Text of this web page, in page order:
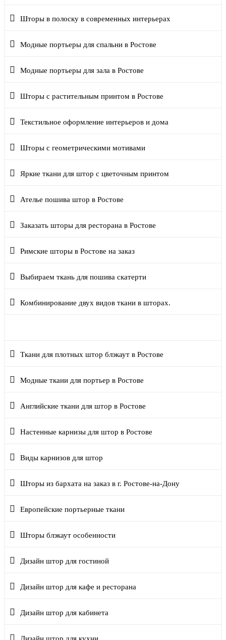
Шторы в полоску в современных интерьерах
Модные портьеры для спальни в Ростове
Модные портьеры для зала в Ростове
Шторы с растительным принтом в Ростове
Текстильное оформление интерьеров и дома
Шторы с геометрическими мотивами
Яркие ткани для штор с цветочным принтом
Ателье пошива штор в Ростове
Заказать шторы для ресторана в Ростове
Римские шторы в Ростове на заказ
Выбираем ткань для пошива скатерти
Комбинирование двух видов ткани в шторах.
Ткани для плотных штор блэкаут в Ростове
Модные ткани для портьер в Ростове
Английские ткани для штор в Ростове
Настенные карнизы для штор в Ростове
Виды карнизов для штор
Шторы из бархата на заказ в г. Ростове-на-Дону
Европейские портьерные ткани
Шторы блэкаут особенности
Дизайн штор для гостиной
Дизайн штор для кафе и ресторана
Дизайн штор для кабинета
Дизайн штор для кухни